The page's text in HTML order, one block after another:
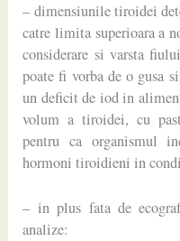
– dimensiunile tiroidei
catre limita superioara a
considerare si varsta
poate fi vorba de o gusa
un deficit de iod in
volum a tiroidei, cu
pentru ca organismul
hormoni tiroidieni in
– in plus fata de
analize: